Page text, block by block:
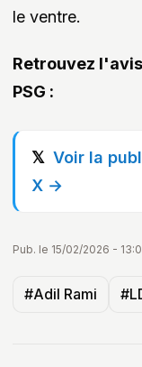
le ventre.
Retrouvez
PSG :
Voir la
X →
Pub. le 15/02/2026 -
#Adil Rami